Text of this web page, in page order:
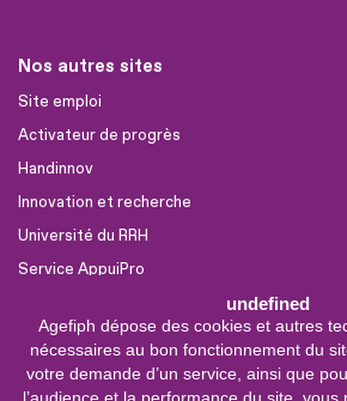
undefined
Agefiph dépose des cookies et autres
nécessaires au bon fonctionnement du
votre demande d’un service, ainsi que
Nos autres sites
Site emploi
Activateur de progrès
Handinnov
Innovation et recherche
Université du RRH
Service AppuiPro
Nous suivre
Youtube